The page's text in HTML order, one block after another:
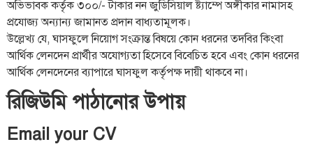
অভিভাবক কর্তৃক ৩০০/- টাকার নন জুডিসিয়াল ষ্ট্যাম্পে অঙ্গীকার নামাসহ
প্রযোজ্য অন্যান্য জামানত প্রদান বাধ্যতামূলক।
উল্লেখ্য যে, ঘাসফুলে নিয়োগ সংক্রান্ত বিষয়ে কোন ধরনের তদবির কিংবা
আর্থিক লেনদেন প্রার্থীর অযোগ্যতা হিসেবে বিবেচিত হবে এবং কোন ধরনের
আর্থিক লেনদেনের ব্যাপারে ঘাসফুল কর্তৃপক্ষ দায়ী থাকবে না।
রিজিউমি পাঠানোর উপায়
Email your CV